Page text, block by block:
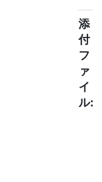
添
付
フ
ァ
イ
ル: